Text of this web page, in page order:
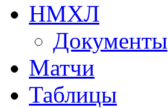
НМХЛ
Документы
Матчи
Таблицы